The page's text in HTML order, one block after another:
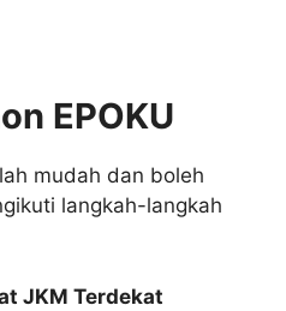
EPOKU
mudah dan boleh
langkah-langkah
JKM Terdekat